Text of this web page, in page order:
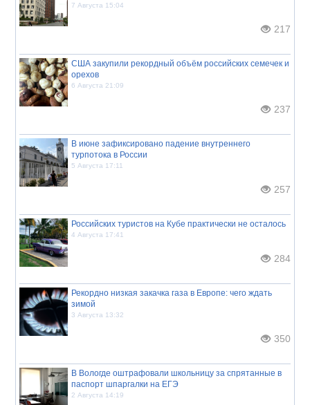
7 Августа 15:04
217
США закупили рекордный объём российских семечек и
орехов
6 Августа 21:09
237
В июне зафиксировано падение внутреннего
турпотока в России
5 Августа 17:11
257
Российских туристов на Кубе практически не осталось
4 Августа 17:41
284
Рекордно низкая закачка газа в Европе: чего ждать
зимой
3 Августа 13:32
350
В Вологде оштрафовали школьницу за спрятанные в
паспорт шпаргалки на ЕГЭ
2 Августа 14:19